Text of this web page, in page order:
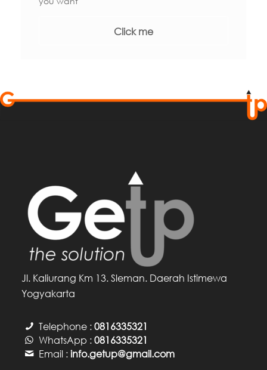
Click me
Jl. Kaliurang Km 13. Sleman. Daerah Istimewa
Yogyakarta
Telephone :0816335321
WhatsApp :0816335321
Email :info.getup@gmail.com